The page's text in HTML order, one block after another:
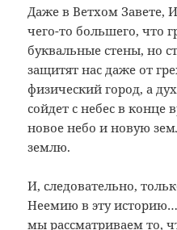
Даже в Ветхом Завете,
чего-то большего, что
буквальные стены, но
защитят нас даже от
физический город, а
сойдет с небес в конце
новое небо и новую
землю.
И, следовательно,
Неемию в эту историю…
мы рассматриваем то,